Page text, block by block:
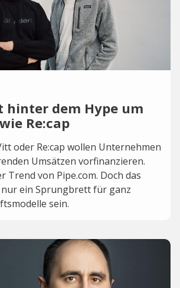
hinter dem Hype um
Re:cap
oder Re:cap wollen Unternehmen
Umsätzen vorfinanzieren.
Trend von Pipe.com. Doch das
ein Sprungbrett für ganz
sein.